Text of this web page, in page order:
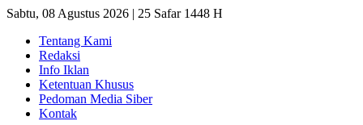
Sabtu, 08 Agustus 2026 | 25 Safar 1448 H
Tentang Kami
Redaksi
Info Iklan
Ketentuan Khusus
Pedoman Media Siber
Kontak